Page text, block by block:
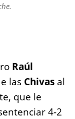
Raúl
las Chivas al
que le
4-2